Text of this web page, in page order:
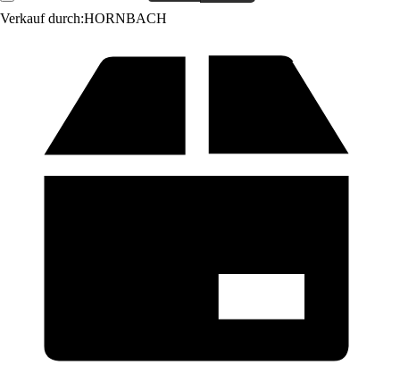
Verkauf durch:HORNBACH